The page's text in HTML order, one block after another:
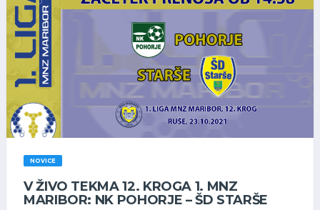
NOVICE
V ŽIVO TEKMA 12. KROGA 1. MNZ
MARIBOR: NK POHORJE – ŠD STARŠE